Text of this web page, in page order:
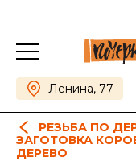
Ленина, 77
РЕЗЬБА ПО
ЗАГОТОВКА
ДЕРЕВО